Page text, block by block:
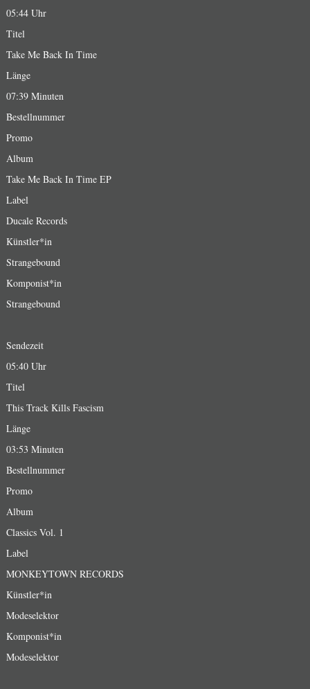
05:44 Uhr
Titel
Take Me Back In Time
Länge
07:39 Minuten
Bestellnummer
Promo
Album
Take Me Back In Time EP
Label
Ducale Records
Künstler*in
Strangebound
Komponist*in
Strangebound
Sendezeit
05:40 Uhr
Titel
This Track Kills Fascism
Länge
03:53 Minuten
Bestellnummer
Promo
Album
Classics Vol. 1
Label
MONKEYTOWN RECORDS
Künstler*in
Modeselektor
Komponist*in
Modeselektor